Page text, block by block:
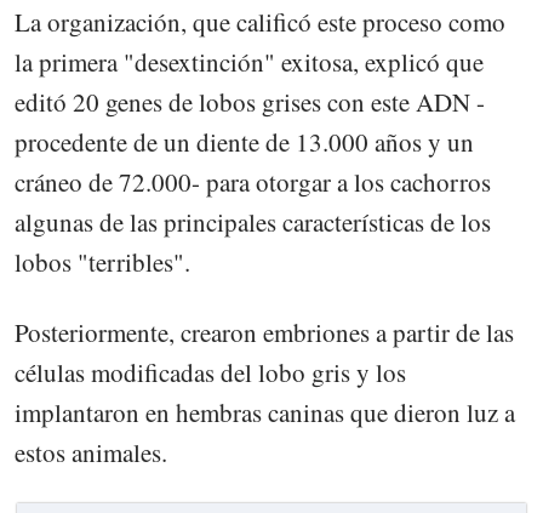
La organización, que calificó este proceso como
la primera "desextinción" exitosa, explicó que
editó 20 genes de lobos grises con este ADN -
procedente de un diente de 13.000 años y un
cráneo de 72.000- para otorgar a los cachorros
algunas de las principales características de los
lobos "terribles".
Posteriormente, crearon embriones a partir de las
células modificadas del lobo gris y los
implantaron en hembras caninas que dieron luz a
estos animales.